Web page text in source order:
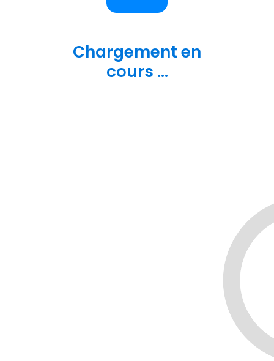
Chargement en
cours ...